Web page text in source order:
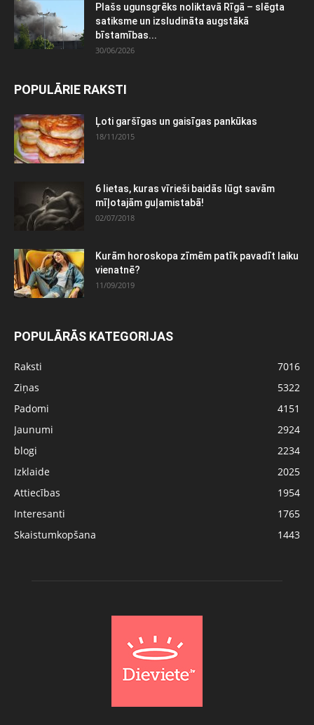
Plašs ugunsgrēks noliktavā Rīgā – slēgta
satiksme un izsludināta augstākā
bīstamības...
30/06/2026
POPULĀRIE RAKSTI
Ļoti garšīgas un gaisīgas pankūkas
18/11/2015
6 lietas, kuras vīrieši baidās lūgt savām
mīļotajām guļamistabā!
02/07/2018
Kurām horoskopa zīmēm patīk pavadīt laiku
vienatnē?
11/09/2019
POPULĀRĀS KATEGORIJAS
Raksti
7016
Ziņas
5322
Padomi
4151
Jaunumi
2924
blogi
2234
Izklaide
2025
Attiecības
1954
Interesanti
1765
Skaistumkopšana
1443